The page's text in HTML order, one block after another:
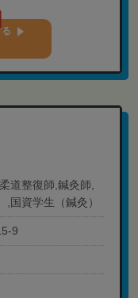
道整復師,鍼灸師,
,国資学生（鍼灸）
9